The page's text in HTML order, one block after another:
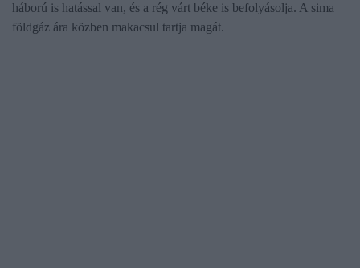
háború is hatással van, és a rég várt béke is befolyásolja. A sima
földgáz ára közben makacsul tartja magát.